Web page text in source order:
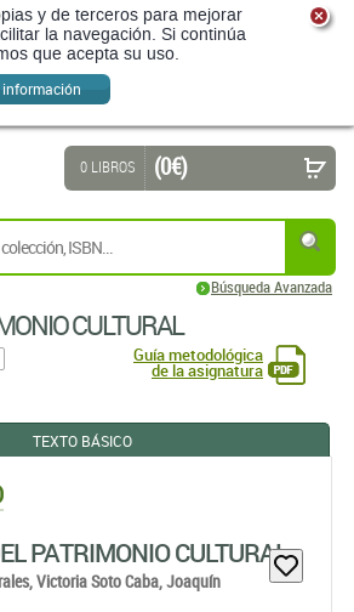
y de terceros para mejorar
la navegación. Si continúa
que acepta su uso.
Búsqueda Avanzada
0 LIBROS (0 €)
CULTURAL
Guía metodológica
de la asignatura
TEXTO BÁSICO
PATRIMONIO CULTURAL
Victoria Soto Caba,Joaquín